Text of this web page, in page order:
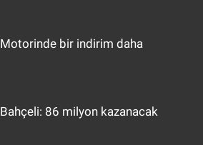
Motorinde bir indirim daha
Bahçeli: 86 milyon kazanacak